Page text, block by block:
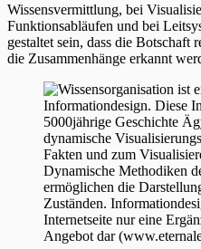
Wissensvermittlung, bei
Funktionsabläufen und bei
gestaltet sein, dass die Botschaft
die Zusammenhänge erkannt